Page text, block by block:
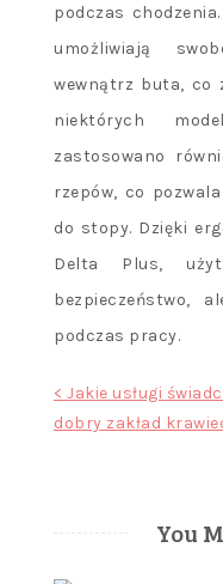
podczas
umożliwiają
wewnątrz buta, co
niektórych
zastosowano
rzepów, co
do stopy. Dzięki
Delta Plus,
bezpieczeństwo,
podczas pracy.
Nawigacja
wpisu
< Jakie usługi
dobry zakład
You